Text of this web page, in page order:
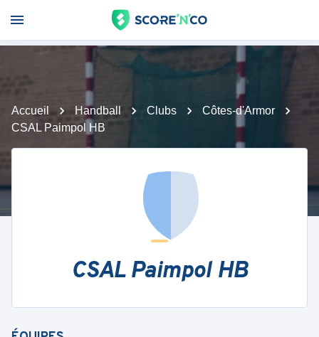
Accueil Handball Clubs
Côtes-d'Armor
CSAL Paimpol HB
CSAL Paimpol HB